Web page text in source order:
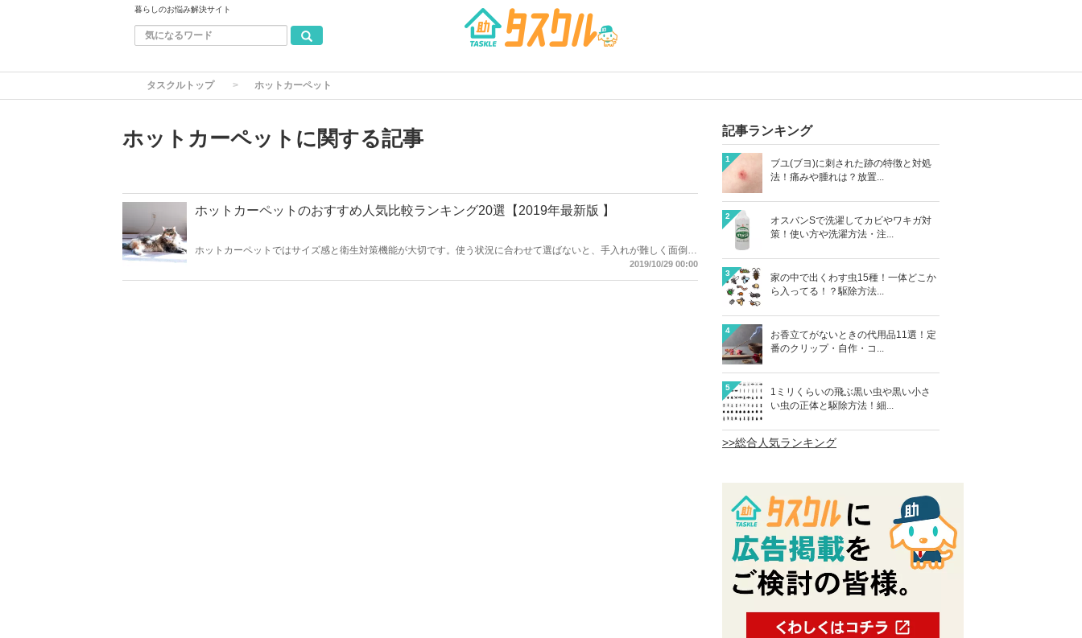
暮らしのお悩み解決サイト
タスクルトップ ホットカーペット
ホットカーペットに関する記事
ホットカーペットのおすすめ人気比較ランキング20選【2019年最新版 】
ホットカーペットではサイズ感と衛生対策機能が大切です。使う状況に合わせて選ばないと、手入れが難しく面倒な
ことに。ココではそんなホットカーペットの選び方と、人気のアイテムを紹介。寒い冬を快適に乗り越えましょう。
2019/10/29 00:00
記事ランキング
1
ブユ(ブヨ)に刺された跡の特徴と対処
法！痛みや腫れは？放置...
2
オスバンSで洗濯してカビやワキガ対
策！使い方や洗濯方法・注...
3
家の中で出くわす虫15種！一体どこか
ら入ってる！？駆除方法...
4
お香立てがないときの代用品11選！定
番のクリップ・自作・コ...
5
1ミリくらいの飛ぶ黒い虫や黒い小さ
い虫の正体と駆除方法！細...
>>総合人気ランキング